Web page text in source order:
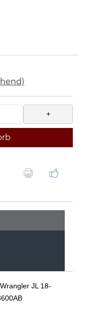
+
JL 18-